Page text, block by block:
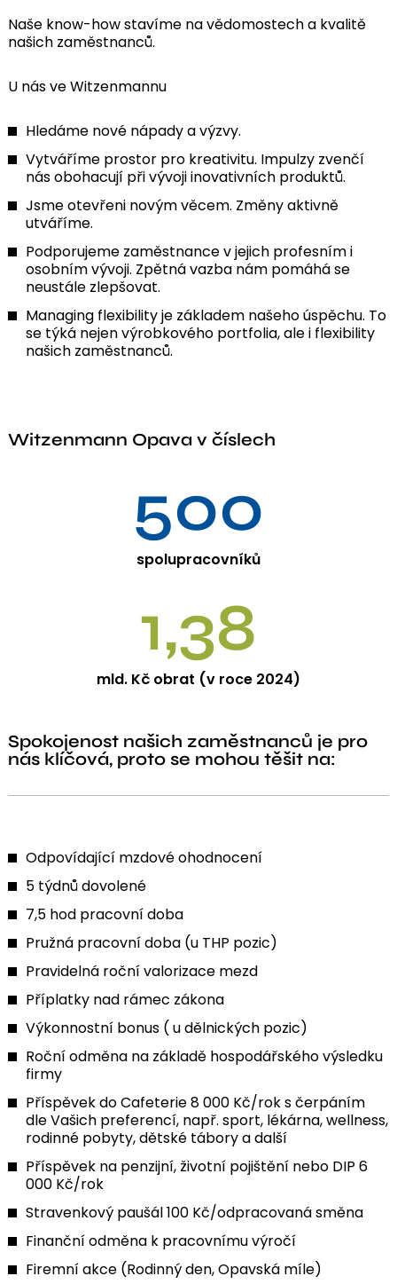
Naše know-how stavíme na vědomostech a kvalitě
našich zaměstnanců.
U nás ve Witzenmannu
Hledáme nové nápady a výzvy.
Vytváříme prostor pro kreativitu. Impulzy zvenčí
nás obohacují při vývoji inovativních produktů.
Jsme otevřeni novým věcem. Změny aktivně
utváříme.
Podporujeme zaměstnance v jejich profesním i
osobním vývoji. Zpětná vazba nám pomáhá se
neustále zlepšovat.
Managing flexibility je základem našeho úspěchu. To
se týká nejen výrobkového portfolia, ale i flexibility
našich zaměstnanců.
Witzenmann Opava v číslech
500
spolupracovníků
1,38
mld. Kč obrat (v roce 2024)
Spokojenost našich zaměstnanců je pro
nás klíčová, proto se mohou těšit na:
Odpovídající mzdové ohodnocení
5 týdnů dovolené
7,5 hod pracovní doba
Pružná pracovní doba (u THP pozic)
Pravidelná roční valorizace mezd
Příplatky nad rámec zákona
Výkonnostní bonus ( u dělnických pozic)
Roční odměna na základě hospodářského výsledku
firmy
Příspěvek do Cafeterie 8 000 Kč/rok s čerpáním
dle Vašich preferencí, např. sport, lékárna, wellness,
rodinné pobyty, dětské tábory a další
Příspěvek na penzijní, životní pojištění nebo DIP 6
000 Kč/rok
Stravenkový paušál 100 Kč/odpracovaná směna
Finanční odměna k pracovnímu výročí
Firemní akce (Rodinný den, Opavská míle)